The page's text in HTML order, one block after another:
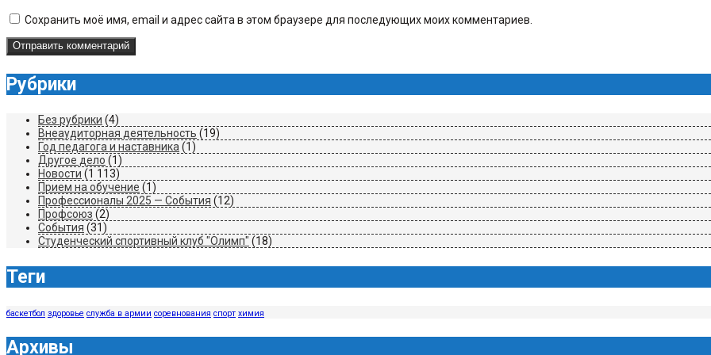
Сохранить моё имя, email и адрес сайта в этом браузере для последующих моих комментариев.
Рубрики
Без рубрики (4)
Внеаудиторная деятельность (19)
Год педагога и наставника (1)
Другое дело (1)
Новости (1 113)
Прием на обучение (1)
Профессионалы 2025 — События (12)
Профсоюз (2)
События (31)
Студенческий спортивный клуб "Олимп" (18)
Теги
баскетбол здоровье служба в армии соревнования спорт химия
Архивы